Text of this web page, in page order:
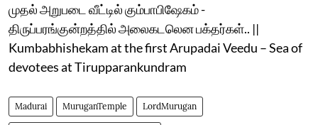
முதல் அறுபடை வீட்டில் கும்பாபிஷேகம் -
திருப்பரங்குன்றத்தில் அலைகடலென பக்தர்கள்.. ||
Kumbabhishekam at the first Arupadai Veedu – Sea of
devotees at Tirupparankundram
Madurai MuruganTemple LordMurugan